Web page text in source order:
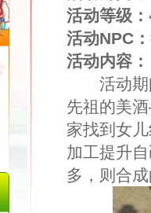
活动等级：
活动NPC：
活动内容：
活动期间
先祖的美
家找到女
加工提升
多，则合